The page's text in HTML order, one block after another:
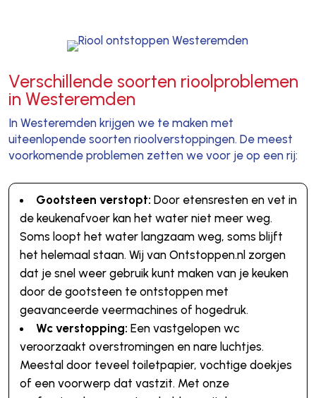
Verschillende soorten rioolproblemen
in Westeremden
In Westeremden krijgen we te maken met
uiteenlopende soorten rioolverstoppingen. De meest
voorkomende problemen zetten we voor je op een rij:
Gootsteen verstopt: Door etensresten en vet in
de keukenafvoer kan het water niet meer weg.
Soms loopt het water langzaam weg, soms blijft
het helemaal staan. Wij van Ontstoppen.nl zorgen
dat je snel weer gebruik kunt maken van je keuken
door de gootsteen te ontstoppen met
geavanceerde veermachines of hogedruk.
Wc verstopping: Een vastgelopen wc
veroorzaakt overstromingen en nare luchtjes.
Meestal door teveel toiletpapier, vochtige doekjes
of een voorwerp dat vastzit. Met onze